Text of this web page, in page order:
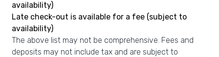
availability)
Late check-out is available for a fee (subject to
availability)
The above list may not be comprehensive. Fees and
deposits may not include tax and are subject to